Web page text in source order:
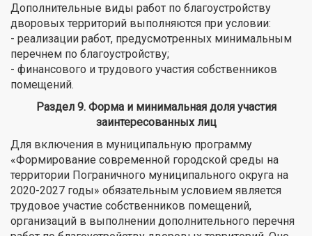
Дополнительные виды работ по благоустройству
дворовых территорий выполняются при условии:
- реализации работ, предусмотренных минимальным
перечнем по благоустройству;
- финансового и трудового участия собственников
помещений.
Раздел 9. Форма и минимальная доля участия
заинтересованных лиц
Для включения в муниципальную программу
«Формирование современной городской среды на
территории Пограничного муниципального округа на
2020-2027 годы» обязательным условием является
трудовое участие собственников помещений,
организаций в выполнении дополнительного перечня